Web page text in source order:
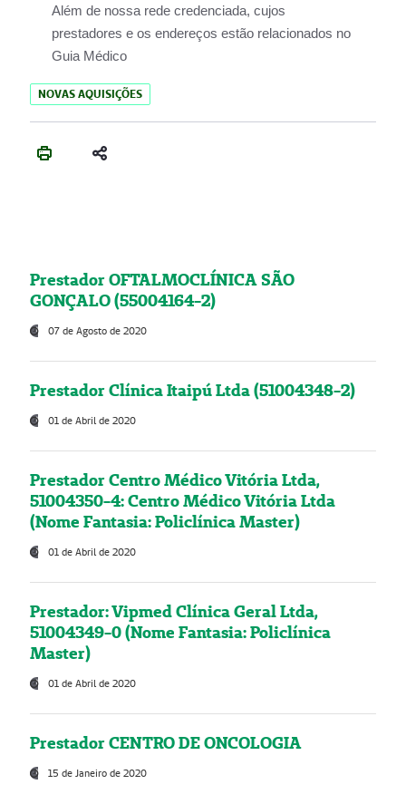
Além de nossa rede credenciada, cujos
prestadores e os endereços estão relacionados no
Guia Médico
NOVAS AQUISIÇÕES
Prestador OFTALMOCLÍNICA SÃO
GONÇALO (55004164-2)
07 de Agosto de 2020
Prestador Clínica Itaipú Ltda (51004348-2)
01 de Abril de 2020
Prestador Centro Médico Vitória Ltda,
51004350-4: Centro Médico Vitória Ltda
(Nome Fantasia: Policlínica Master)
01 de Abril de 2020
Prestador: Vipmed Clínica Geral Ltda,
51004349-0 (Nome Fantasia: Policlínica
Master)
01 de Abril de 2020
Prestador CENTRO DE ONCOLOGIA
15 de Janeiro de 2020